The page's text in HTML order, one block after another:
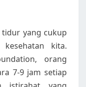
tidur yang cukup
kita.
orang
7-9 jam setiap